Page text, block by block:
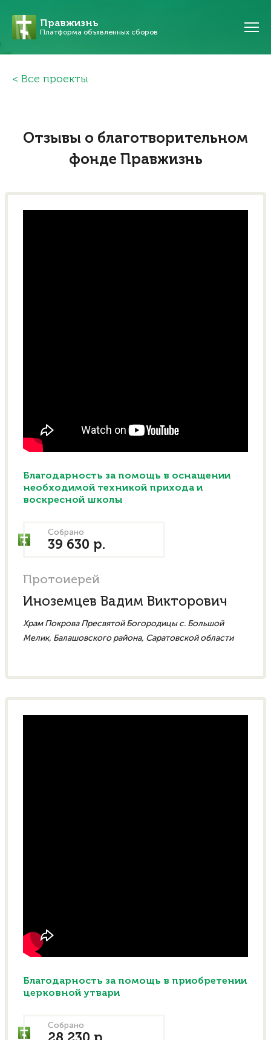
Правжизнь
Платформа объявленных сборов
Все проекты
Отзывы о благотворительном
фонде Правжизнь
Благодарность за помощь в оснащении
необходимой техникой прихода и
воскресной школы
Собрано
39 630 р.
Протоиерей
Иноземцев Вадим Викторович
Храм Покрова Пресвятой Богородицы с. Большой
Мелик, Балашовского района, Саратовской области
Благодарность за помощь в приобретении
церковной утвари
Собрано